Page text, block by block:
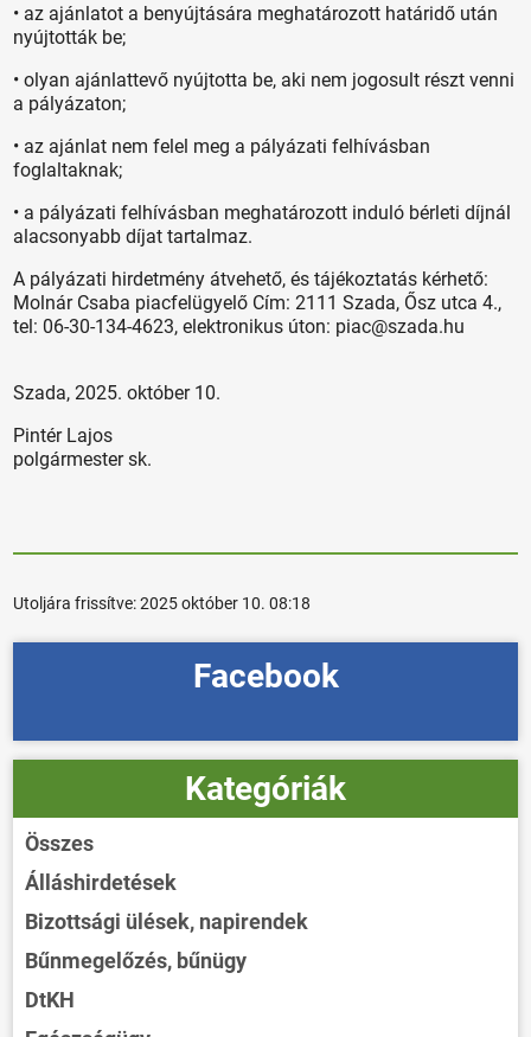
• az ajánlatot a benyújtására meghatározott határidő után
nyújtották be;
• olyan ajánlattevő nyújtotta be, aki nem jogosult részt venni
a pályázaton;
• az ajánlat nem felel meg a pályázati felhívásban
foglaltaknak;
• a pályázati felhívásban meghatározott induló bérleti díjnál
alacsonyabb díjat tartalmaz.
A pályázati hirdetmény átvehető, és tájékoztatás kérhető:
Molnár Csaba piacfelügyelő Cím: 2111 Szada, Ősz utca 4.,
tel: 06-30-134-4623, elektronikus úton: piac@szada.hu
Szada, 2025. október 10.
Pintér Lajos
polgármester sk.
Utoljára frissítve:2025 október 10. 08:18
Facebook
Kategóriák
Összes
Álláshirdetések
Bizottsági ülések, napirendek
Bűnmegelőzés, bűnügy
DtKH